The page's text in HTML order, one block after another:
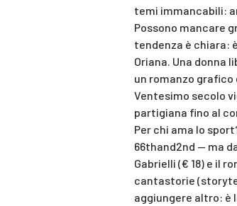
temi immancabili:
Possono mancare
tendenza è chiara:
Oriana. Una donna
un romanzo grafico
Ventesimo secolo
partigiana fino al
Per chi ama lo
66thand2nd — ma
Gabrielli (€ 18) e il
cantastorie
aggiungere altro: è